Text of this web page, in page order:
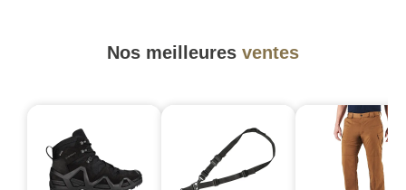
Nos meilleures ventes